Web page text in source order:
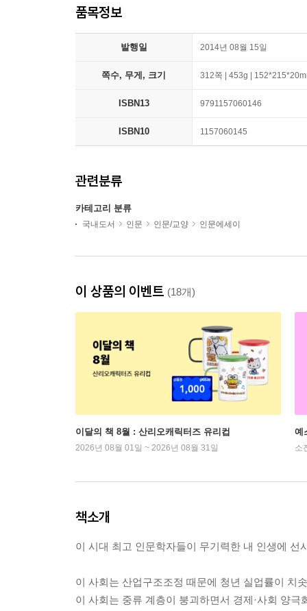
품목정보
발행일 2014년 08월 15일
쪽수, 무게, 크기 312쪽 | 453g |
ISBN13 9791157060146
ISBN10 1157060145
관련분류
카테고리 분류
국내도서 인문 인문/교양 인문에세이
이 상품의 이벤트 (18개)
이달의 책 8월 : 산리오캐릭터즈 유리컵
2026년 08월 01일 ~ 2026년 08월 31일
예
소
책소개
이 시대 최고 인문학자들이 무기력한 내 인생에 선
이 사회는 산업구조조정 때문에 청년 실업률이 치
이 사회는 중류 계층이 붕괴하면서 경제·사회 양극